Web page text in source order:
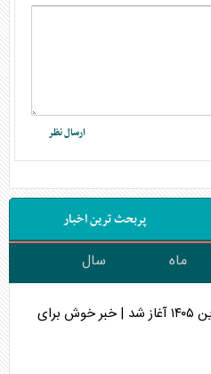
پربحث ترین اخبار
ماه سال
واریز مابه‌التفاوت حقوق فروردین ۱۴۰۵ آغاز شد | خبر خوش برای